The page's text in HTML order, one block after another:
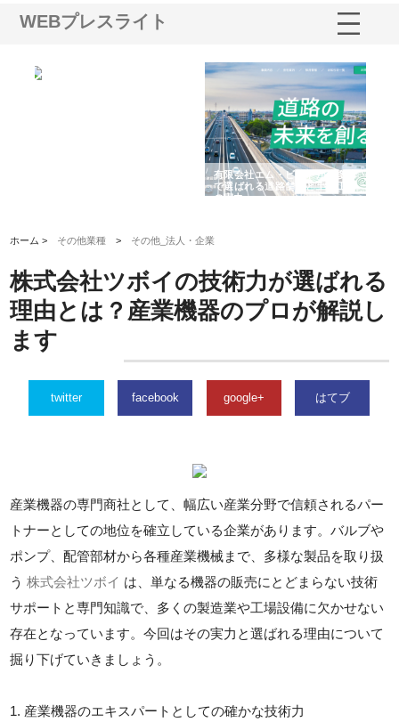
WEBプレスライト
有限会社エム・ビルドが南多摩
で選ばれる道路舗装と土木工事
の実力
ホーム > その他業種 > その他_法人・企業
株式会社ツボイの技術力が選ばれる
理由とは？産業機器のプロが解説し
ます
twitter facebook google+ はてブ
産業機器の専門商社として、幅広い産業分野で信頼されるパー
トナーとしての地位を確立している企業があります。バルブや
ポンプ、配管部材から各種産業機械まで、多様な製品を取り扱
う株式会社ツボイ は、単なる機器の販売にとどまらない技術
サポートと専門知識で、多くの製造業や工場設備に欠かせない
存在となっています。今回はその実力と選ばれる理由について
掘り下げていきましょう。
1. 産業機器のエキスパートとしての確かな技術力